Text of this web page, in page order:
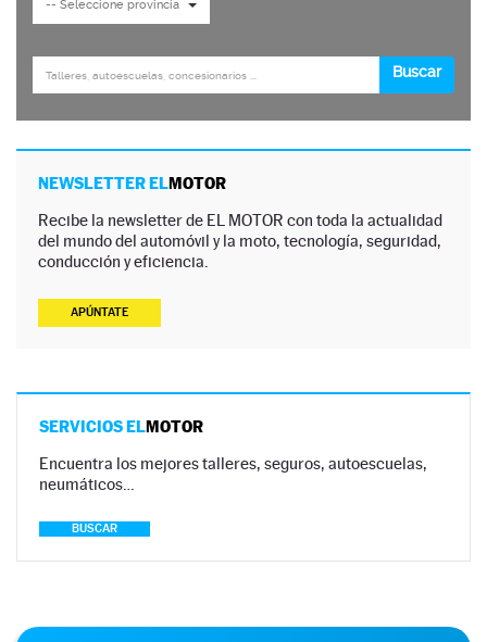
NEWSLETTER ELMOTOR
Recibe la newsletter de EL MOTOR con toda la actualidad
del mundo del automóvil y la moto, tecnología, seguridad,
conducción y eficiencia.
APÚNTATE
SERVICIOS ELMOTOR
Encuentra los mejores talleres, seguros, autoescuelas,
neumáticos…
BUSCAR